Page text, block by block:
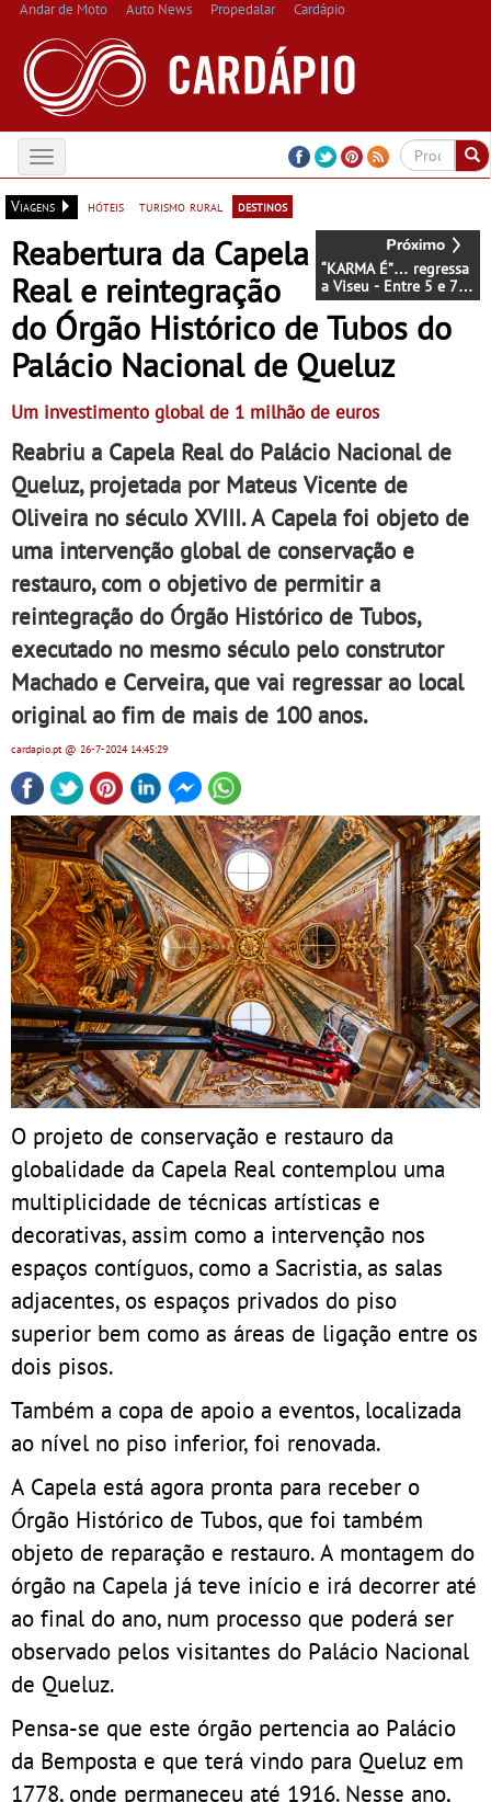
Andar de Moto Auto News Propedalar Cardápio
Toggle
navigation
Viagens
hóteis turismo rural destinos
“KARMA É”… regressa
a Viseu - Entre 5 e 7
de setembro na Rua
do Carmo ... em Viseu
Reabertura da Capela
Real e reintegração
do Órgão Histórico de Tubos do
Palácio Nacional de Queluz
Um investimento global de 1 milhão de euros
Reabriu a Capela Real do Palácio Nacional de
Queluz, projetada por Mateus Vicente de
Oliveira no século XVIII. A Capela foi objeto de
uma intervenção global de conservação e
restauro, com o objetivo de permitir a
reintegração do Órgão Histórico de Tubos,
executado no mesmo século pelo construtor
Machado e Cerveira, que vai regressar ao local
original ao fim de mais de 100 anos.
cardapio.pt@ 26-7-202414:45:29
O projeto de conservação e restauro da
globalidade da Capela Real contemplou uma
multiplicidade de técnicas artísticas e
decorativas, assim como a intervenção nos
espaços contíguos, como a Sacristia, as salas
adjacentes, os espaços privados do piso
superior bem como as áreas de ligação entre os
dois pisos.
Também a copa de apoio a eventos, localizada
ao nível no piso inferior, foi renovada.
A Capela está agora pronta para receber o
Órgão Histórico de Tubos, que foi também
objeto de reparação e restauro. A montagem do
órgão na Capela já teve início e irá decorrer até
ao final do ano, num processo que poderá ser
observado pelos visitantes do Palácio Nacional
de Queluz.
Pensa-se que este órgão pertencia ao Palácio
da Bemposta e que terá vindo para Queluz em
1778, onde permaneceu até 1916. Nesse ano,